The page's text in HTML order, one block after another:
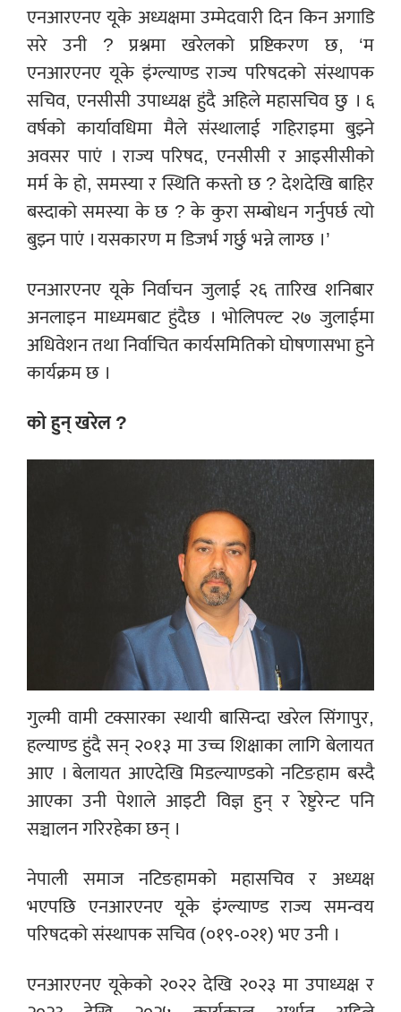
एनआरएनए यूके अध्यक्षमा उम्मेदवारी दिन किन अगाडि
सरे उनी ? प्रश्नमा खरेलको प्रष्टिकरण छ, ‘म
एनआरएनए यूके इंग्ल्याण्ड राज्य परिषदको संस्थापक
सचिव, एनसीसी उपाध्यक्ष हुंदै अहिले महासचिव छु । ६
वर्षको कार्यावधिमा मैले संस्थालाई गहिराइमा बुझ्ने
अवसर पाएं । राज्य परिषद, एनसीसी र आइसीसीको
मर्म के हो, समस्या र स्थिति कस्तो छ ? देशदेखि बाहिर
बस्दाको समस्या के छ ? के कुरा सम्बोधन गर्नुपर्छ त्यो
बुझ्न पाएं । यसकारण म डिजर्भ गर्छु भन्ने लाग्छ ।’
एनआरएनए यूके निर्वाचन जुलाई २६ तारिख शनिबार
अनलाइन माध्यमबाट हुंदैछ । भोलिपल्ट २७ जुलाईमा
अधिवेशन तथा निर्वाचित कार्यसमितिको घोषणासभा हुने
कार्यक्रम छ ।
को हुन् खरेल ?
गुल्मी वामी टक्सारका स्थायी बासिन्दा खरेल सिंगापुर,
हल्याण्ड हुंदै सन् २०१३ मा उच्च शिक्षाका लागि बेलायत
आए । बेलायत आएदेखि मिडल्याण्डको नटिङहाम बस्दै
आएका उनी पेशाले आइटी विज्ञ हुन् र रेष्टुरेन्ट पनि
सञ्चालन गरिरहेका छन् ।
नेपाली समाज नटिङहामको महासचिव र अध्यक्ष
भएपछि एनआरएनए यूके इंग्ल्याण्ड राज्य समन्वय
परिषदको संस्थापक सचिव (०१९-०२१) भए उनी ।
एनआरएनए यूकेको २०२२ देखि २०२३ मा उपाध्यक्ष र